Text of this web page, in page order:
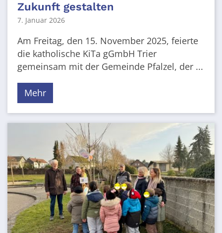
Zukunft gestalten
7. Januar 2026
Am Freitag, den 15. November 2025, feierte
die katholische KiTa gGmbH Trier
gemeinsam mit der Gemeinde Pfalzel, der ...
Mehr